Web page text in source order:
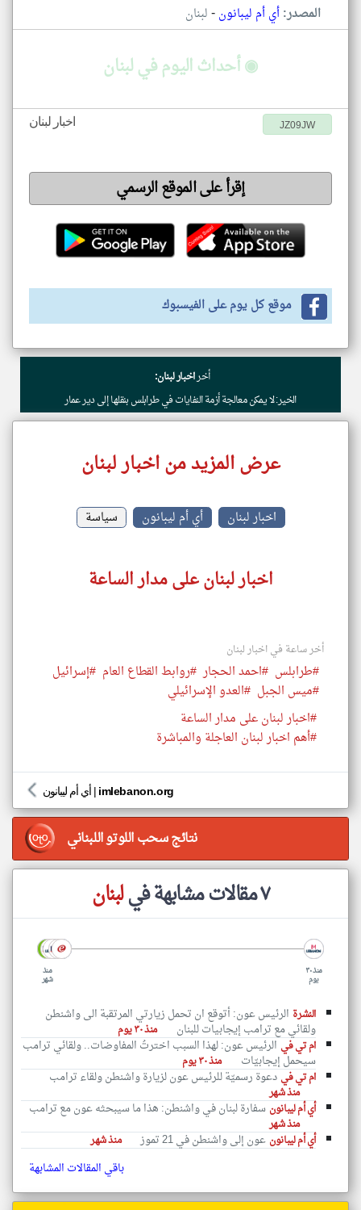
المصدر:أي أم ليبانون-لبنان
◉ أحداث اليوم في لبنان
اخبار لبنان JZ09JW
إقرأ على الموقع الرسمي
موقع كل يوم على الفيسبوك
أخراخبار لبنان:
الخير: لا يمكن معالجة أزمة النفايات في طرابلس بنقلها إلى دير عمار
عرض المزيد من اخبار لبنان
اخبار لبنان أي أم ليبانون سياسة
اخبار لبنان على مدار الساعة
أخر ساعة في اخبار لبنان
#طرابلس #احمد الحجار #روابط القطاع العام #إسرائيل
#ميس الجبل #العدو الإسرائيلي
#اخبار لبنان على مدار الساعة
#أهم اخبار لبنان العاجلة والمباشرة
أي أم ليبانون | imlebanon.org
نتائج سحب اللوتو اللبناني
٧ مقالات مشابهة في لبنان
منذ
شهر
منذ ٣٠
يوم
النشرة الرئيس عون: أتوقع ان تحمل زيارتي المرتقبة الى واشنطن
ولقائي مع ترامب إيجابيات للبنان
منذ ٣٠ يوم
ام تي في الرئيس عون: لهذا السبب اخترتُ المفاوضات.. ولقائي ترامب
سيحمل إيجابيّات
منذ ٣٠ يوم
ام تي في دعوة رسميّة للرئيس عون لزيارة واشنطن ولقاء ترامب
منذ شهر
أي أم ليبانون سفارة لبنان في واشنطن: هذا ما سيبحثه عون مع ترامب
منذ شهر
أي أم ليبانون عون إلى واشنطن في 21 تموز منذ شهر
باقي المقالات المشابهة